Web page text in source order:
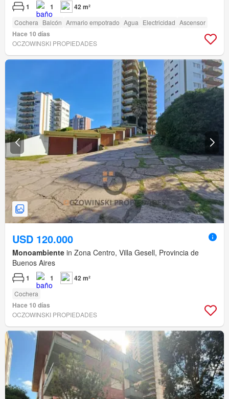
1 1 42 m²
Cochera Balcón Armario empotrado Agua Electricidad Ascensor
Hace 10 días
OCZOWINSKI PROPIEDADES
USD 120.000
Monoambiente in Zona Centro, Villa Gesell, Provincia de
Buenos Aires
1 1 42 m²
Cochera
Hace 10 días
OCZOWINSKI PROPIEDADES